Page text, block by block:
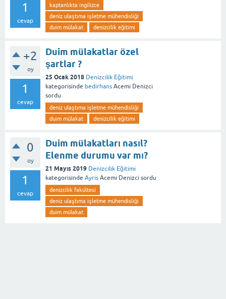
1
cevap
kaptanlıkta ingilizce
deniz ulaştıma işletme mühendisliği
duim mülakat
denizcilik eğitimi
+2
oy
1
cevap
Duim mülakatlar özel
şartlar ?
25 Ocak 2018 Denizcilik Eğitimi
kategorisinde bedirhans Acemi Denizci
sordu
deniz ulaştıma işletme mühendisliği
duim mülakat
denizcilik eğitimi
0
oy
1
cevap
Duim mülakatları nasıl?
Elenme durumu var mı?
21 Mayıs 2019 Denizcilik Eğitimi
kategorisinde Ayris Acemi Denizci sordu
denizcilik fakültesi
deniz ulaştıma işletme mühendisliği
duim mülakat